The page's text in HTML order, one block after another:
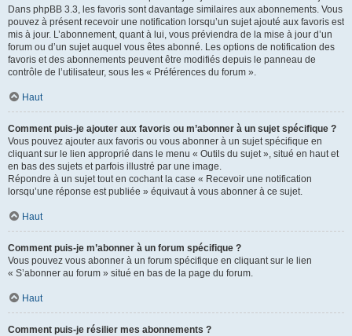
Dans phpBB 3.3, les favoris sont davantage similaires aux abonnements. Vous
pouvez à présent recevoir une notification lorsqu’un sujet ajouté aux favoris est
mis à jour. L’abonnement, quant à lui, vous préviendra de la mise à jour d’un
forum ou d’un sujet auquel vous êtes abonné. Les options de notification des
favoris et des abonnements peuvent être modifiés depuis le panneau de
contrôle de l’utilisateur, sous les « Préférences du forum ».
Haut
Comment puis-je ajouter aux favoris ou m’abonner à un sujet spécifique ?
Vous pouvez ajouter aux favoris ou vous abonner à un sujet spécifique en
cliquant sur le lien approprié dans le menu « Outils du sujet », situé en haut et
en bas des sujets et parfois illustré par une image.
Répondre à un sujet tout en cochant la case « Recevoir une notification
lorsqu’une réponse est publiée » équivaut à vous abonner à ce sujet.
Haut
Comment puis-je m’abonner à un forum spécifique ?
Vous pouvez vous abonner à un forum spécifique en cliquant sur le lien
« S’abonner au forum » situé en bas de la page du forum.
Haut
Comment puis-je résilier mes abonnements ?